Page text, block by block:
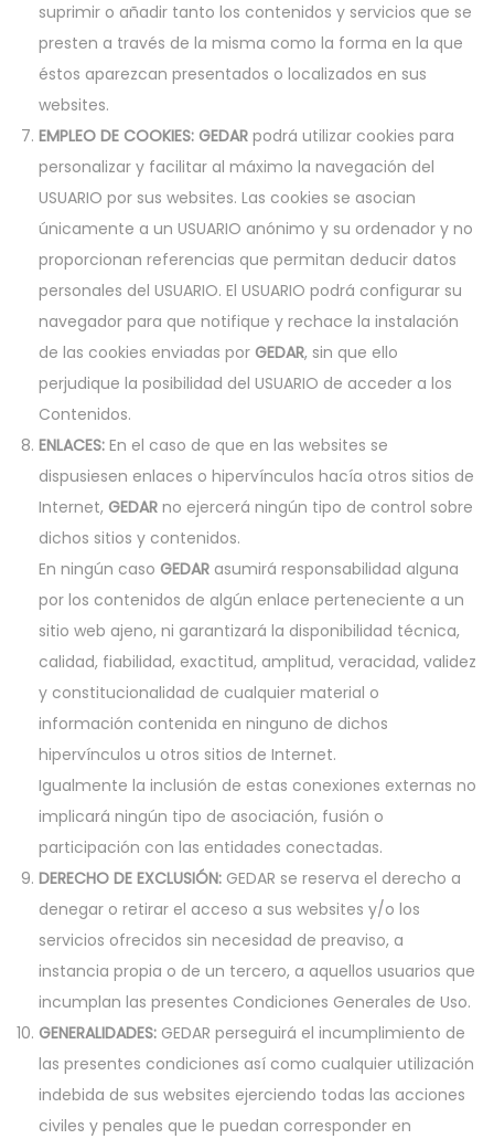
suprimir o añadir tanto los contenidos y servicios que se
presten a través de la misma como la forma en la que
éstos aparezcan presentados o localizados en sus
websites.
EMPLEO DE COOKIES: GEDAR podrá utilizar cookies para
personalizar y facilitar al máximo la navegación del
USUARIO por sus websites. Las cookies se asocian
únicamente a un USUARIO anónimo y su ordenador y no
proporcionan referencias que permitan deducir datos
personales del USUARIO. El USUARIO podrá configurar su
navegador para que notifique y rechace la instalación
de las cookies enviadas por GEDAR, sin que ello
perjudique la posibilidad del USUARIO de acceder a los
Contenidos.
ENLACES: En el caso de que en las websites se
dispusiesen enlaces o hipervínculos hacía otros sitios de
Internet, GEDAR no ejercerá ningún tipo de control sobre
dichos sitios y contenidos.
En ningún caso GEDAR asumirá responsabilidad alguna
por los contenidos de algún enlace perteneciente a un
sitio web ajeno, ni garantizará la disponibilidad técnica,
calidad, fiabilidad, exactitud, amplitud, veracidad, validez
y constitucionalidad de cualquier material o
información contenida en ninguno de dichos
hipervínculos u otros sitios de Internet.
Igualmente la inclusión de estas conexiones externas no
implicará ningún tipo de asociación, fusión o
participación con las entidades conectadas.
DERECHO DE EXCLUSIÓN: GEDAR se reserva el derecho a
denegar o retirar el acceso a sus websites y/o los
servicios ofrecidos sin necesidad de preaviso, a
instancia propia o de un tercero, a aquellos usuarios que
incumplan las presentes Condiciones Generales de Uso.
GENERALIDADES: GEDAR perseguirá el incumplimiento de
las presentes condiciones así como cualquier utilización
indebida de sus websites ejerciendo todas las acciones
civiles y penales que le puedan corresponder en